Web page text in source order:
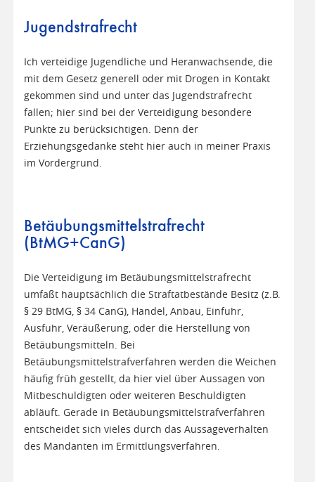
Jugendstrafrecht
Ich verteidige Jugendliche und Heranwachsende, die
mit dem Gesetz generell oder mit Drogen in Kontakt
gekommen sind und unter das Jugendstrafrecht
fallen; hier sind bei der Verteidigung besondere
Punkte zu berücksichtigen. Denn der
Erziehungsgedanke steht hier auch in meiner Praxis
im Vordergrund.
Betäubungsmittelstrafrecht
(BtMG+CanG)
Die Verteidigung im Betäubungsmittelstrafrecht
umfaßt hauptsächlich die Straftatbestände Besitz (z.B.
§ 29 BtMG, § 34 CanG), Handel, Anbau, Einfuhr,
Ausfuhr, Veräußerung, oder die Herstellung von
Betäubungsmitteln. Bei
Betäubungsmittelstrafverfahren werden die Weichen
häufig früh gestellt, da hier viel über Aussagen von
Mitbeschuldigten oder weiteren Beschuldigten
abläuft. Gerade in Betäubungsmittelstrafverfahren
entscheidet sich vieles durch das Aussageverhalten
des Mandanten im Ermittlungsverfahren.